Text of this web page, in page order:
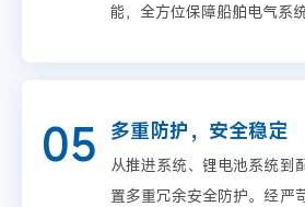
能，全方位保障船舶电气系
05 多重防护，安全稳定
从推进系统、锂电池系统到
置多重冗余安全防护。经严